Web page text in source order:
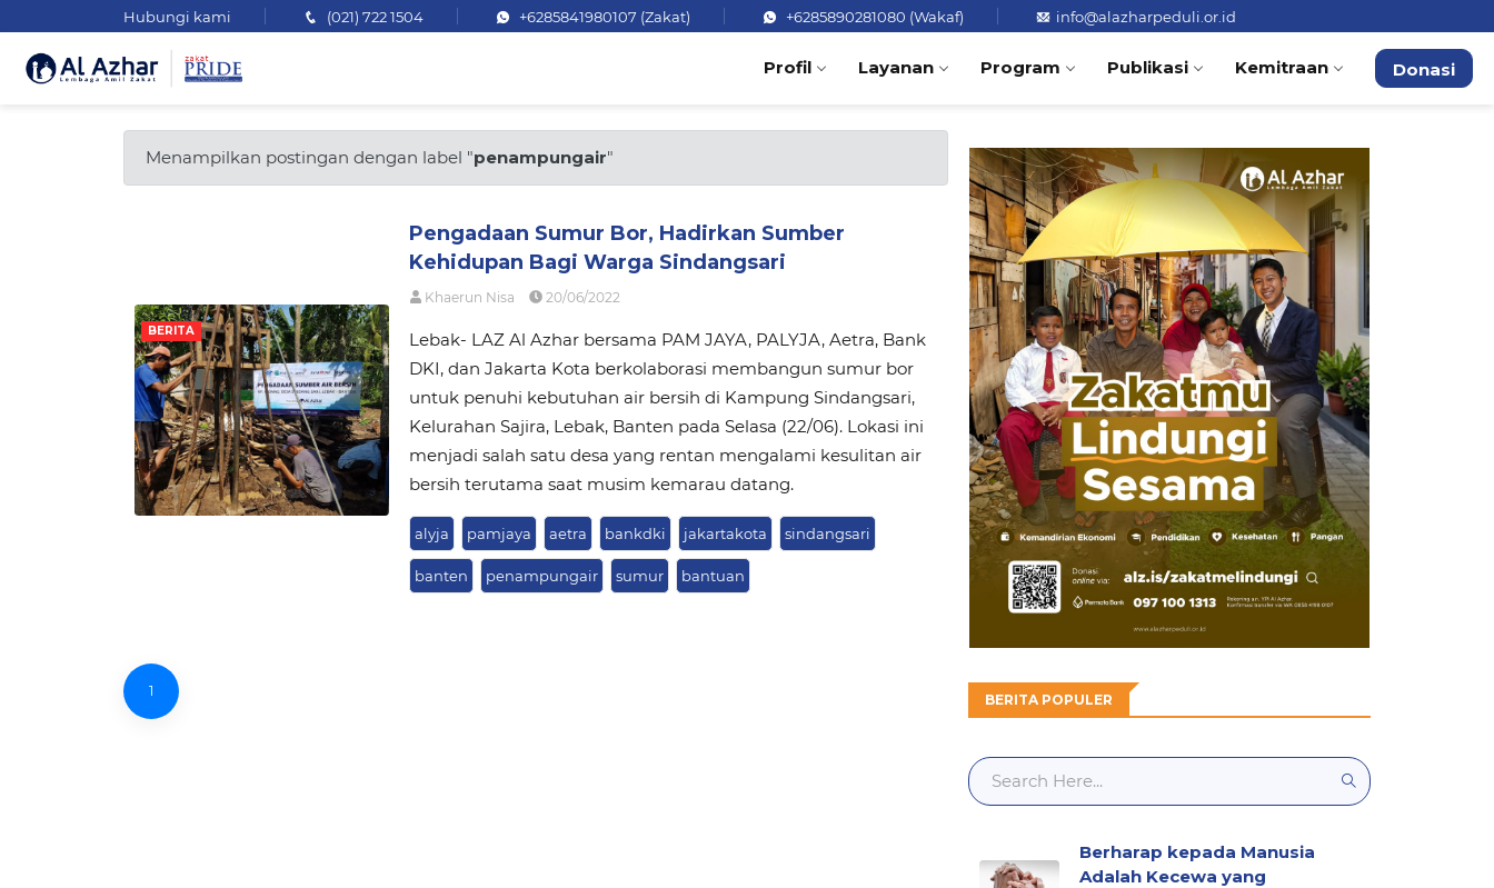
Hubungi kami (021) 722 1504 +6285841980107 (Zakat) +6285890281080 (Wakaf) info@alazharpeduli.or.id
Profil Layanan Program Publikasi Kemitraan Donasi
Menampilkan postingan dengan label "penampungair"
BERITA
Pengadaan Sumur Bor, Hadirkan Sumber
Kehidupan Bagi Warga Sindangsari
Khaerun Nisa 20/06/2022
Lebak- LAZ Al Azhar bersama PAM JAYA, PALYJA, Aetra, Bank
DKI, dan Jakarta Kota berkolaborasi membangun sumur bor
untuk penuhi kebutuhan air bersih di Kampung Sindangsari,
Kelurahan Sajira, Lebak, Banten pada Selasa (22/06). Lokasi ini
menjadi salah satu desa yang rentan mengalami kesulitan air
bersih terutama saat musim kemarau datang.
alyja pamjaya aetra bankdki jakartakota sindangsari
banten penampungair sumur bantuan
1
BERITA POPULER
Berharap kepada Manusia
Adalah Kecewa yang